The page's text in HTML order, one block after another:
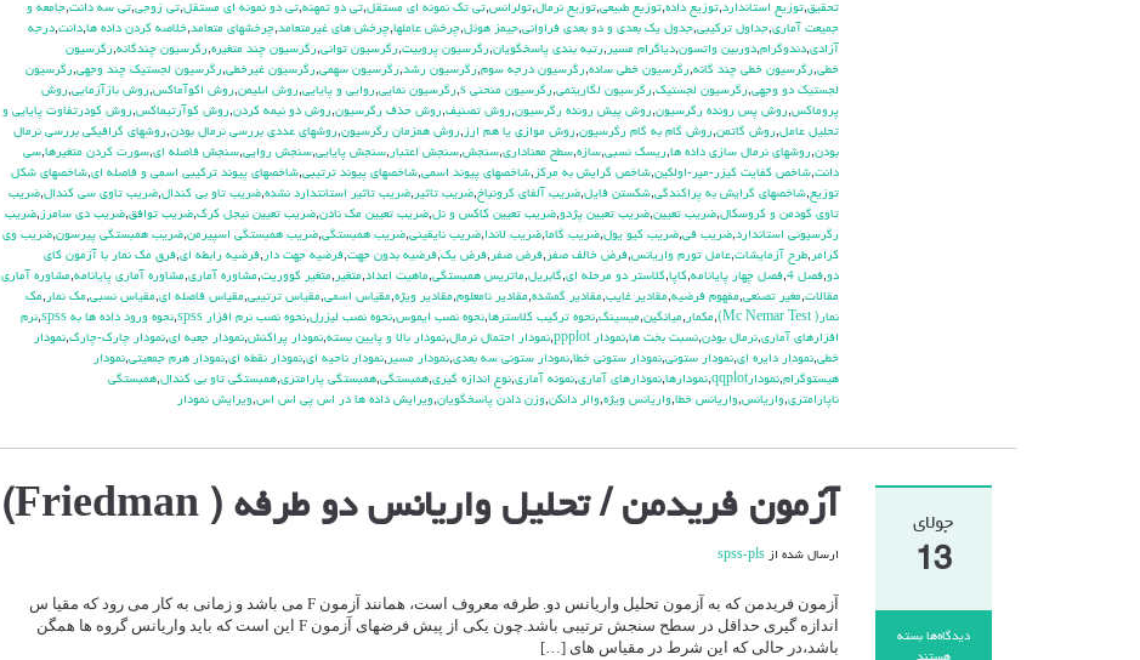
تحقيق,توزيع استاندارد,توزيع داده,توزيع طبيعي,توزيع نرمال,تولرانس,تي تک نمونه اي مستقل,تي دو تمهنه,تي دو نمونه اي مستقل,تي زوجي,تي سه دانت,جامعه و
جميعت آماري,جداول تركيبي,جدول يك بعدي و دو بعدي فراواني,جيمز هوئل,چرخش عاملها,چرخش هاي غيرمتعامد,چرخشهاي متعامد,خلاصه كردن داده ها,دانت,درجه
آزادي,دندوگرام,دوربين واتسون,دياگرام مسير ,رتبه بندي پاسخگويان,رگرسيون پروبيت,رگرسيون تواني,رگرسيون چند متغيره,رگرسيون چندگانه,رگرسيون
خطي,رگرسيون خطي چند گانه,رگرسيون خطي ساده,رگرسيون درجه سوم,رگرسيون رشد,رگرسيون سهمي,رگرسيون غيرخطي,رگرسيون لجستيك چند وجهي,رگرسيون
لجستيك دو وجهي,رگرسيون لجستيک,رگرسيون لگاريتمي,رگرسيون منحني s ,رگرسيون نمايي,روايي و پايايي,روش ابليمن,روش اكوآماكس,روش بازآزمايي,روش
پروماكس,روش پس رونده رگرسيون,روش پيش رونده رگرسيون,روش تصنيف,روش حذف رگرسيون,روش دو نيمه كردن,روش كوآرتيماكس,روش كودرتفاوت پايايي و
تحليل عامل,روش گاتمن,روش گام به گام رگرسيون,روش موازي يا هم ارز ,روش همزمان رگرسيون,روشهاي عددي بررسي نرمال بودن,روشهاي گرافيكي بررسي نرمال
بودن,روشهاي نرمال سازي داده ها,ريسك نسبي,سازه,سطح معناداري,سنجش,سنجش اعتبار ,سنجش پايايي,سنجش روايي,سنجش فاصله اي,سورت كردن متغيرها,سي
دانت,شاخص كفايت كيزر-مير-اولكين,شاخص گرايش به مركز ,شاخصهاي پيوند اسمي,شاخصهاي پيوند ترتيبي,شاخصهاي پيوند تركيبي اسمي و فاصله اي,شاخصهاي شكل
توزيع,شاخصهاي گرايش به پراكندگي,شكستن فايل,ضريب آلفاي کرونباخ,ضريب تاثير ,ضريب تاثير استانتدارد نشده,ضريب تاو بي كندال,ضريب تاوي سي كندال,ضريب
تاوي گودمن و كروسكال,ضريب تعيين,ضريب تعيين پژدو,ضريب تعيين كاكس و نل,ضريب تعيين مك نادن,ضريب تعيين نيجل كرك,ضريب توافق,ضريب دي سامرز ,ضريب
رگرسيوني استاندارد,ضريب في,ضريب كيو يول,ضريب گاما,ضريب لاندا,ضريب نايقيني,ضريب همبستگي,ضريب همبستگي اسپيرمن,ضريب همبستگي پيرسون,ضريب وي
كرامر ,طرح آزمايشات,عامل تورم واريانس,فرض خالف صفر ,فرض صفر ,فرض يك,فرضيه بدون جهت,فرضيه جهت دار ,فرضيه رابطه اي,فرق مك نمار با آزمون كاي
دو,فصل 4 ,فصل چهار پايانامه,كاپا,كلاستر دو مرحله اي,گابريل,ماتريس همبستگي,ماهيت اعداد,متغير ,متغير كووريت,مشاوره آماري,مشاوره آماري پايانامه,مشاوره آماري
مقالات,مغير تصنعي,مفهوم فرضيه,مقادير غايب,مقادير گمشده,مقادير نامعلوم,مقادير ويژه,مقياس اسمي,مقياس ترتيبي,مقياس فاصله اي,مقياس نسبي,مك نمار ,مك
نمار( Mc Nemar Test)
,مكمار ,ميانگين,ميسينگ,نحوه تركيب كلاسترها,نحوه نصب ايموس,نحوه نصب ليزرل,نحوه نصب نرم افزار spss ,نحوه ورود داده ها به spss ,نرم
افزارهاي آماري,نرمال بودن,نسبت بخت ها,نمودار ppplot ,نمودار احتمال نرمال,نمودار بالا و پايين بسته,نمودار پراكنش,نمودار جعبه اي,نمودار چارك-چارك,نمودار
خطي,نمودار دايره اي,نمودار ستوني,نمودار ستوني خطا,نمودار ستوني سه بعدي,نمودار مسير ,نمودار ناحيه اي,نمودار نقطه اي,نمودار هرم جمعيتي,نمودار
هيستوگرام,نمودارqqplot ,نمودارها,نمودارهاي آماري,نمونه آماري,نوع اندازه گيري,همبستگي,همبستگي پارامتري,همبستگي تاو بي کندال,همبستگي
ناپارامتري,واريانس,واريانس خطا,واريانس ويژه,والر دانكن,وزن دادن پاسخگويان,ويرايش داده ها در اس پي اس اس,ويرايش نمودار
جولای
13
دیدگاه‌ها
برای
بسته
آزمون فریدمن / تحلیل واریانس دو طرفه ( Friedman)
ارسال شده ازspss-pls
آزمون فریدمن که به آزمون تحلیل واریانس دو. طرفه معروف است، همانند آزمون F می باشد و زمانی به کار می رود که مقیا س
اندازه گیری حداقل در سطح سنجش ترتیبی باشد.چون یکی از پیش فرضهای آزمون F این است که باید واریانس گروه ها همگن
باشد،در حالی که این شرط در مقیاس های […]